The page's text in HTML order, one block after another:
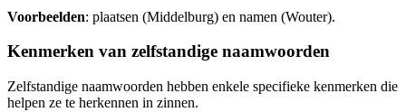
Voorbeelden: plaatsen (Middelburg) en namen (Wouter).
Kenmerken van zelfstandige naamwoorden
Zelfstandige naamwoorden hebben enkele specifieke kenmerken die
helpen ze te herkennen in zinnen.